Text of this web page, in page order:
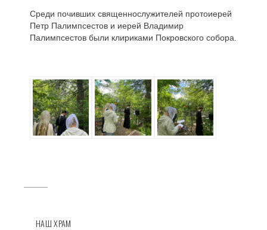
Среди почивших священнослужителей протоиерей
Петр Палимпсестов и иерей Владимир
Палимпсестов были клириками Покровского собора.
НАШ ХРАМ